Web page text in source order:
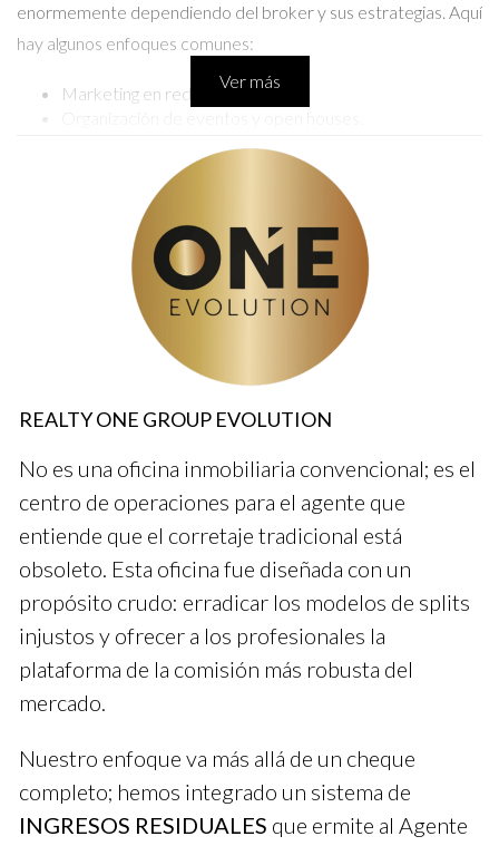
enormemente dependiendo del broker y sus estrategias. Aquí
hay algunos enfoques comunes:
Marketing en redes sociales.
Uso de plataformas digitales para anuncios pagados.
Estos métodos no solo ayudan a atraer la atención del
público, sino que también construyen relaciones. Al final del
día, la confianza es clave en el sector inmobiliario.
Caso de Éxito 1: Uso de Redes Sociales
Conocí a Laura, una agente que ha logrado crecer su cartera
de clientes a través de Instagram. Ella publica regularmente
su día a día como agente. Su enfoque personal ha creado una
conexión genuina con su audiencia. Gracias a esto, ha podido
generar contactos valiosos que se traducen en ventas.
Caso de Éxito 2: Eventos Presenciales
Por otro lado, Carlos decidió organizar un open house en una
propiedad destacada. Hizo una campaña publicitaria sencilla
mayor a lo esperado y muchos asistentes mostraron interés
en otras propiedades. Este evento le permitió no solo
mostrar la casa, sino también construir relaciones cara a cara.
Ver más
REALTY ONE GROUP EVOLUTION
No es una oficina inmobiliaria convencional; es el
centro de operaciones para el agente que
entiende que el corretaje tradicional está
obsoleto. Esta oficina fue diseñada con un
propósito crudo: erradicar los modelos de splits
injustos y ofrecer a los profesionales la
plataforma de la comisión más robusta del
mercado.
Nuestro enfoque va más allá de un cheque
completo; hemos integrado un sistema de
INGRESOS RESIDUALES que ermite al Agente